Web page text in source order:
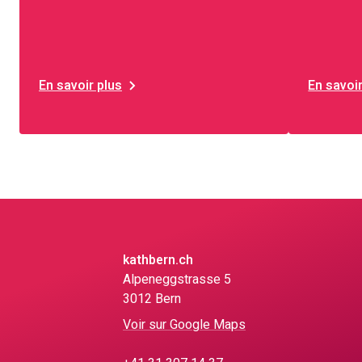
En savoir plus En
kathbern.ch
Alpeneggstrasse 5
3012 Bern
Voir sur Google Maps